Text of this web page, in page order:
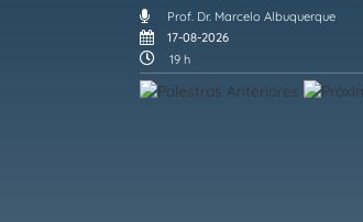
Prof. Dr. Marcelo Albuquerque
17-08-2026
19 h